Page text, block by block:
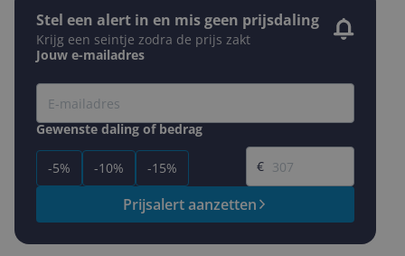
Stel een alert in en mis geen prijsdaling
Krijg een seintje zodra de prijs zakt
Jouw e-mailadres
Gewenste daling of bedrag
-5% -10% -15%
Gewenste prijs
€
Prijsalert aanzetten